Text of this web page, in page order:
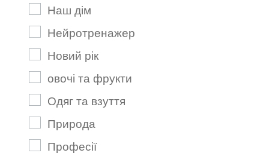
Наш дім
Нейротренажер
Новий рік
овочі та фрукти
Одяг та взуття
Природа
Професії